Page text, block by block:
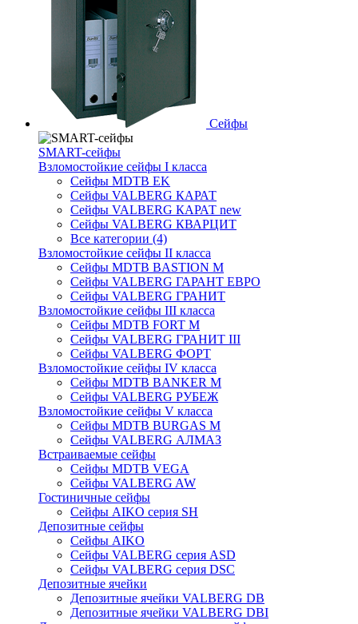
Сейфы
SMART-сейфы
Взломостойкие сейфы I класса
Сейфы MDTB EK
Сейфы VALBERG КАРАТ
Сейфы VALBERG КАРАТ new
Сейфы VALBERG КВАРЦИТ
Все категории (4)
Взломостойкие сейфы II класса
Сейфы MDTB BASTION M
Сейфы VALBERG ГАРАНТ ЕВРО
Сейфы VALBERG ГРАНИТ
Взломостойкие сейфы III класса
Сейфы MDTB FORT M
Сейфы VALBERG ГРАНИТ III
Сейфы VALBERG ФОРТ
Взломостойкие сейфы IV класса
Сейфы MDTB BANKER M
Сейфы VALBERG РУБЕЖ
Взломостойкие сейфы V класса
Сейфы MDTB BURGAS M
Сейфы VALBERG АЛМАЗ
Встраиваемые сейфы
Сейфы MDTB VEGA
Сейфы VALBERG AW
Гостиничные сейфы
Сейфы AIKO серия SH
Депозитные сейфы
Сейфы AIKO
Сейфы VALBERG серия ASD
Сейфы VALBERG серия DSC
Депозитные ячейки
Депозитные ячейки VALBERG DB
Депозитные ячейки VALBERG DBI